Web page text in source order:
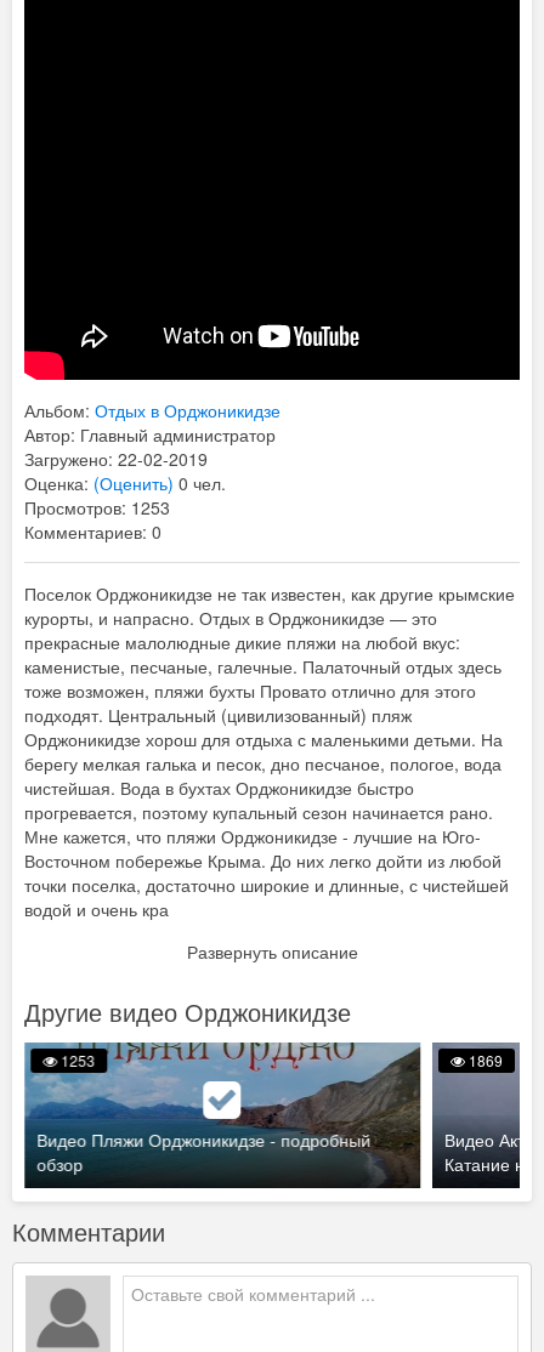
Альбом: Отдых в Орджоникидзе
Автор: Главный администратор
Загружено: 22-02-2019
Оценка: (Оценить) 0 чел.
Просмотров: 1253
Комментариев: 0
Поселок Орджоникидзе не так известен, как другие крымские
курорты, и напрасно. Отдых в Орджоникидзе — это
прекрасные малолюдные дикие пляжи на любой вкус:
каменистые, песчаные, галечные. Палаточный отдых здесь
тоже возможен, пляжи бухты Провато отлично для этого
подходят. Центральный (цивилизованный) пляж
Орджоникидзе хорош для отдыха с маленькими детьми. На
берегу мелкая галька и песок, дно песчаное, пологое, вода
чистейшая. Вода в бухтах Орджоникидзе быстро
прогревается, поэтому купальный сезон начинается рано.
Мне кажется, что пляжи Орджоникидзе - лучшие на Юго-
Восточном побережье Крыма. До них легко дойти из любой
точки поселка, достаточно широкие и длинные, с чистейшей
водой и очень кра
Развернуть описание
Другие видео Орджоникидзе
Видео Пляжи Орджоникидзе - подробный
обзор
1253
Видео
Катание на
1869
Комментарии